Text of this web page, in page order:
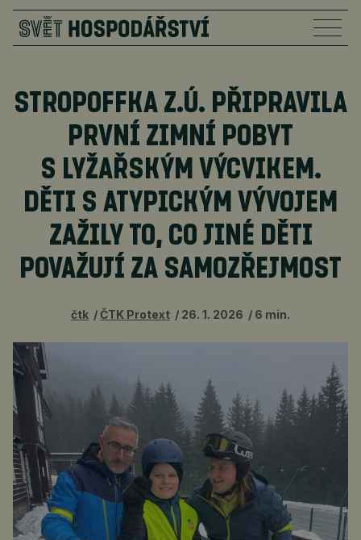
STROPOFFKA Z.Ú. PŘIPRAVILA
PRVNÍ ZIMNÍ POBYT
S LYŽAŘSKÝM VÝCVIKEM.
DĚTI S ATYPICKÝM VÝVOJEM
ZAŽILY TO, CO JINÉ DĚTI
POVAŽUJÍ ZA SAMOZŘEJMOST
čtk ČTK Protext 26. 1. 2026 6 min.